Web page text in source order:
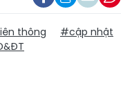
thông
#cập nhật